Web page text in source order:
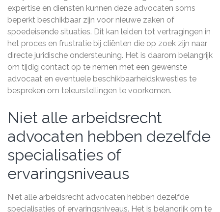
expertise en diensten kunnen deze advocaten soms
beperkt beschikbaar zijn voor nieuwe zaken of
spoedeisende situaties. Dit kan leiden tot vertragingen in
het proces en frustratie bij cliënten die op zoek zijn naar
directe juridische ondersteuning. Het is daarom belangrijk
om tijdig contact op te nemen met een gewenste
advocaat en eventuele beschikbaarheidskwesties te
bespreken om teleurstellingen te voorkomen.
Niet alle arbeidsrecht
advocaten hebben dezelfde
specialisaties of
ervaringsniveaus
Niet alle arbeidsrecht advocaten hebben dezelfde
specialisaties of ervaringsniveaus. Het is belangrijk om te